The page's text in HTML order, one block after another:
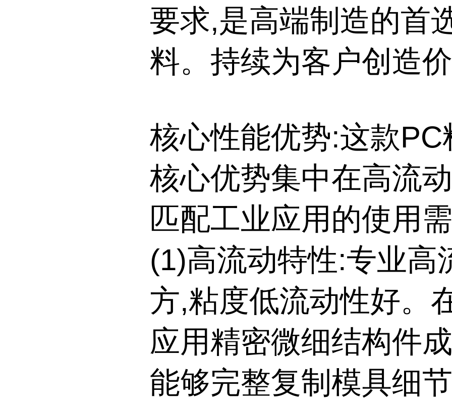
要求,是高端制造的首
料。持续为客户创造
核心性能优势:这款PC
核心优势集中在高流
匹配工业应用的使用需
(1)高流动特性:专业高
方,粘度低流动性好。
应用精密微细结构件
能够完整复制模具细